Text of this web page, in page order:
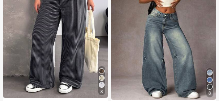
8 8